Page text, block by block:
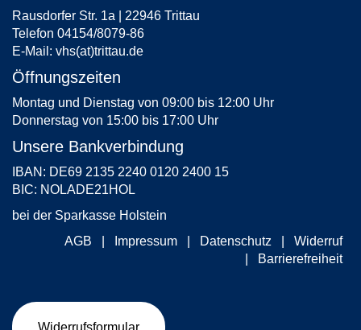
Rausdorfer Str. 1a | 22946 Trittau
Telefon 04154/8079-86
E-Mail: vhs(at)trittau.de
Öffnungszeiten
Montag und Dienstag von 09:00 bis 12:00 Uhr
Donnerstag von 15:00 bis 17:00 Uhr
Unsere Bankverbindung
IBAN: DE69 2135 2240 0120 2400 15
BIC: NOLADE21HOL
bei der Sparkasse Holstein
AGB
Impressum Datenschutz
Widerruf
Barrierefreiheit
Widerrufsformular